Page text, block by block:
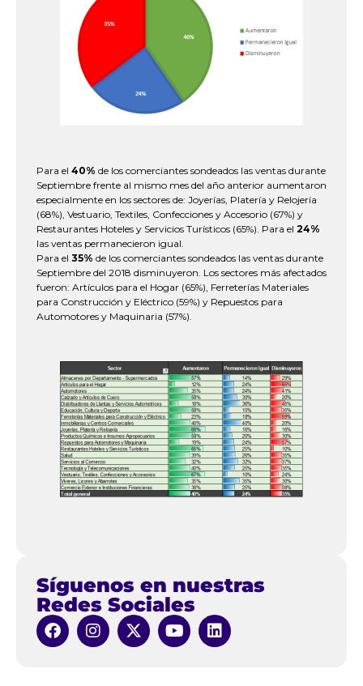
Para el 40% de los comerciantes sondeados las ventas durante
Septiembre frente al mismo mes del año anterior aumentaron
especialmente en los sectores de: Joyerías, Platería y Relojería
(68%), Vestuario, Textiles, Confecciones y Accesorio (67%) y
Restaurantes Hoteles y Servicios Turísticos (65%). Para el 24%
las ventas permanecieron igual.
Para el 35% de los comerciantes sondeados las ventas durante
Septiembre del 2018 disminuyeron. Los sectores más afectados
fueron: Artículos para el Hogar (65%), Ferreterías Materiales
para Construcción y Eléctrico (59%) y Repuestos para
Automotores y Maquinaria (57%).
Síguenos en nuestras
Redes Sociales